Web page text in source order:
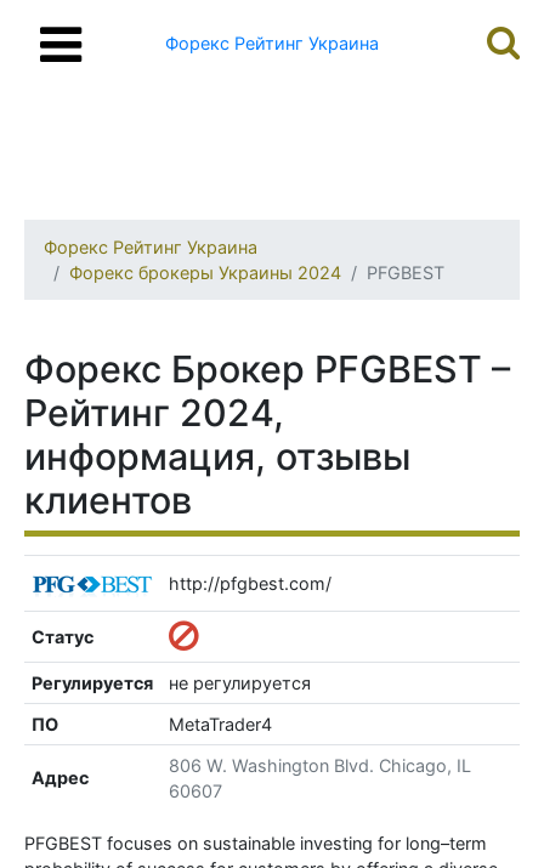
Форекс Рейтинг Украина
Форекс Рейтинг Украина
Форекс брокеры Украины 2024
PFGBEST
Форекс Брокер PFGBEST –
Рейтинг 2024,
информация, отзывы
клиентов
http://pfgbest.com/
Статус
Регулируется
не регулируется
ПО
MetaTrader4
Адрес
806 W. Washington Blvd. Chicago, IL
60607
PFGBEST focuses on sustainable investing for long–term